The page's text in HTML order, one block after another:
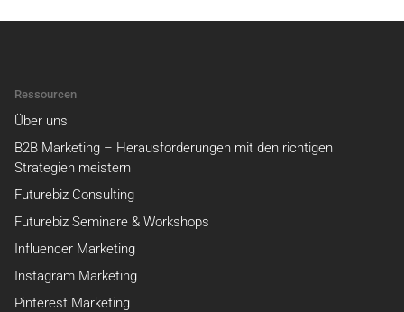
Ressourcen
Über uns
B2B Marketing – Herausforderungen mit den richtigen
Strategien meistern
Futurebiz Consulting
Futurebiz Seminare & Workshops
Influencer Marketing
Instagram Marketing
Pinterest Marketing